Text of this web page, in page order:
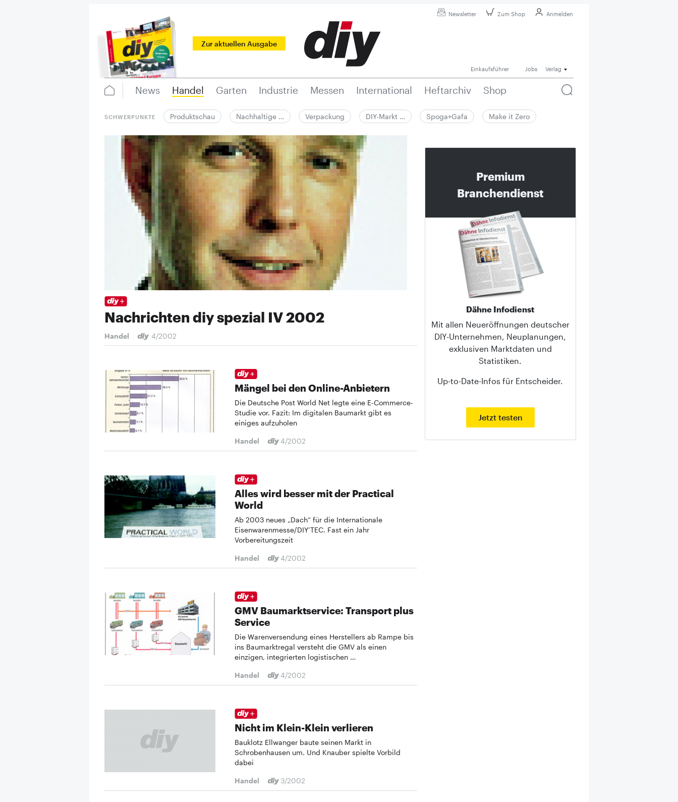
Newsletter Zum Shop Anmelden
Zur aktuellen Ausgabe
Einkaufsführer Jobs Verlag
News Handel Garten Industrie Messen International Heftarchiv Shop
SCHWERPUNKTE Produktschau Nachhaltige … Verpackung DIY-Markt … Spoga+Gafa Make it Zero
Nachrichten diy spezial IV 2002
Handel 4/2002
Mängel bei den Online-Anbietern
Die Deutsche Post World Net legte eine E-Commerce-
Studie vor. Fazit: Im digitalen Baumarkt gibt es
einiges aufzuholen
Handel 4/2002
Alles wird besser mit der Practical
World
Ab 2003 neues „Dach“ für die Internationale
Eisenwarenmesse/DIY’TEC. Fast ein Jahr
Vorbereitungszeit
Handel 4/2002
GMV Baumarktservice: Transport plus
Service
Die Warenversendung eines Herstellers ab Rampe bis
ins Baumarktregal versteht die GMV als einen
einzigen, integrierten logistischen …
Handel 4/2002
Nicht im Klein-Klein verlieren
Bauklotz Ellwanger baute seinen Markt in
Schrobenhausen um. Und Knauber spielte Vorbild
dabei
Handel 3/2002
Premium
Branchendienst
Dähne Infodienst
Mit allen Neueröffnungen deutscher
DIY-Unternehmen, Neuplanungen,
exklusiven Marktdaten und
Statistiken.
Up-to-Date-Infos für Entscheider.
Jetzt testen